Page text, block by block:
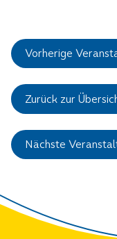
Vorherige
Zurück zur
Nächste